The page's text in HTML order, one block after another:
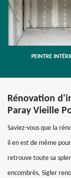
PEINTRE
Rénovation
Paray Vieille
Saviez-vous que la
il en est de même
retrouve toute sa
encombrés, Sigler